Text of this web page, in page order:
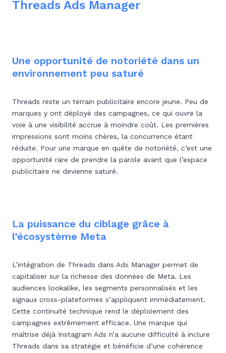
Threads Ads Manager
Une opportunité de notoriété dans un
environnement peu saturé
Threads reste un terrain publicitaire encore jeune. Peu de
marques y ont déployé des campagnes, ce qui ouvre la
voie à une visibilité accrue à moindre coût. Les premières
impressions sont moins chères, la concurrence étant
réduite. Pour une marque en quête de notoriété, c’est une
opportunité rare de prendre la parole avant que l’espace
publicitaire ne devienne saturé.
La puissance du ciblage grâce à
l’écosystème Meta
L’intégration de Threads dans Ads Manager permet de
capitaliser sur la richesse des données de Meta. Les
audiences lookalike, les segments personnalisés et les
signaux cross-plateformes s’appliquent immédiatement.
Cette continuité technique rend le déploiement des
campagnes extrêmement efficace. Une marque qui
maîtrise déjà Instagram Ads n’a aucune difficulté à inclure
Threads dans sa stratégie et bénéficie d’une cohérence